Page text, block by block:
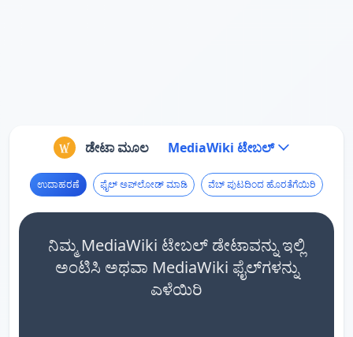
ಡೇಟಾ ಮೂಲ MediaWiki ಟೇಬಲ್
ಉದಾಹರಣೆ ಫೈಲ್ ಅಪ್‌ಲೋಡ್ ಮಾಡಿ ವೆಬ್ ಪುಟದಿಂದ ಹೊರತೆಗೆಯಿರಿ
ನಿಮ್ಮ MediaWiki ಟೇಬಲ್ ಡೇಟಾವನ್ನು ಇಲ್ಲಿ
ಅಂಟಿಸಿ ಅಥವಾ MediaWiki ಫೈಲ್‌ಗಳನ್ನು
ಎಳೆಯಿರಿ